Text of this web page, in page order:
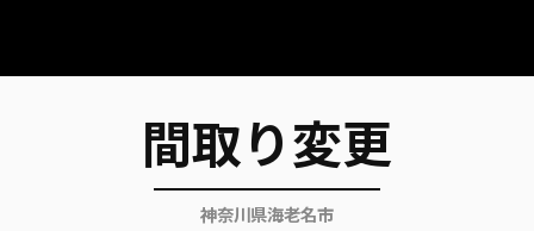
間取り変更
神奈川県海老名市